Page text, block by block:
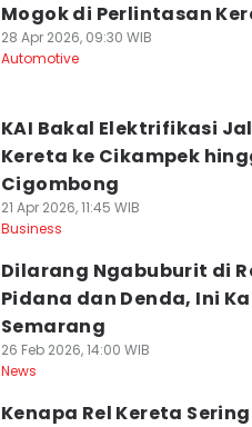
Mogok di Perlintasan
28 Apr 2026, 09:30 WIB
Automotive
KAI Bakal Elektrifikasi
Kereta ke Cikampek
Cigombong
21 Apr 2026, 11:45 WIB
Business
Dilarang Ngabuburit di
Pidana dan Denda, Ini
Semarang
26 Feb 2026, 14:00 WIB
News
Kenapa Rel Kereta Sering